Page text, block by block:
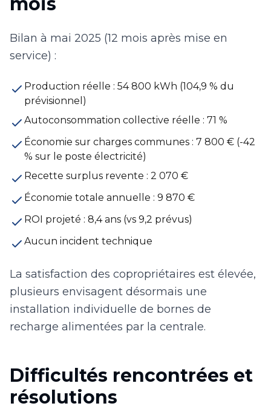
Bilan à mai 2025 (12 mois après mise en
service) :
Production réelle : 54 800 kWh (104,9 % du
prévisionnel)
Autoconsommation collective réelle : 71 %
Économie sur charges communes : 7 800 € (-42
% sur le poste électricité)
Recette surplus revente : 2 070 €
Économie totale annuelle : 9 870 €
ROI projeté : 8,4 ans (vs 9,2 prévus)
Aucun incident technique
La satisfaction des copropriétaires est élevée,
plusieurs envisagent désormais une
installation individuelle de bornes de
recharge alimentées par la centrale.
Difficultés rencontrées et
résolutions